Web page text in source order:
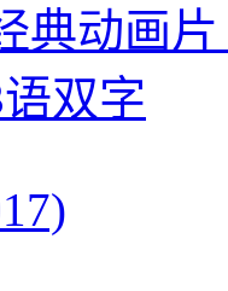
典动画
双字